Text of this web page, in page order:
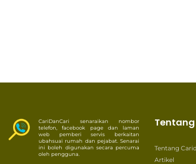
CariDanCari senaraikan nombor
telefon, facebook page dan laman
web pemberi servis berkaitan
ubahsuai rumah dan pejabat. Senarai
ini boleh digunakan secara percuma
oleh pengguna.
Tentang
Artikel